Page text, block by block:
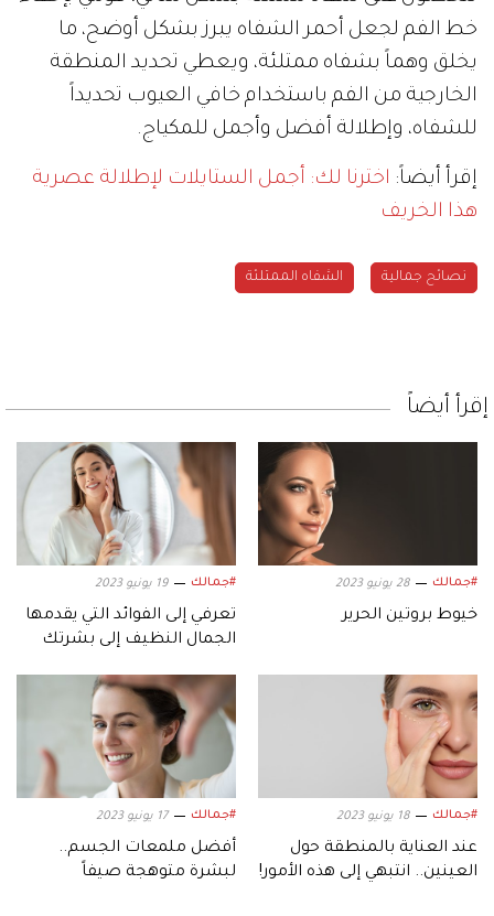
خط الفم لجعل أحمر الشفاه يبرز بشكل أوضح، ما
يخلق وهماً بشفاه ممتلئة، ويعطي تحديد المنطقة
الخارجية من الفم باستخدام خافي العيوب تحديداً
للشفاه، وإطلالة أفضل وأجمل للمكياج.
إقرأ أيضاً: اخترنا لك: أجمل الستايلات لإطلالة عصرية
هذا الخريف
نصائح جمالية الشفاه الممتلئة
إقرأ أيضاً
#جمالك 28 يونيو 2023
خيوط بروتين الحرير
#جمالك 19 يونيو 2023
تعرفي إلى الفوائد التي يقدمها
الجمال النظيف إلى بشرتك
#جمالك 18 يونيو 2023
عند العناية بالمنطقة حول
العينين.. انتبهي إلى هذه الأمور!
#جمالك 17 يونيو 2023
أفضل ملمعات الجسم..
لبشرة متوهجة صيفاً